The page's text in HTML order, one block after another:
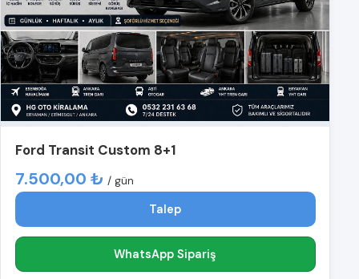
Ford Transit Custom 8+1
7.500,00 ₺ / gün
Talep
WhatsApp Sipariş